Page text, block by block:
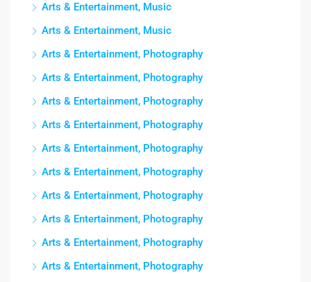
Arts & Entertainment, Music
Arts & Entertainment, Music
Arts & Entertainment, Photography
Arts & Entertainment, Photography
Arts & Entertainment, Photography
Arts & Entertainment, Photography
Arts & Entertainment, Photography
Arts & Entertainment, Photography
Arts & Entertainment, Photography
Arts & Entertainment, Photography
Arts & Entertainment, Photography
Arts & Entertainment, Photography